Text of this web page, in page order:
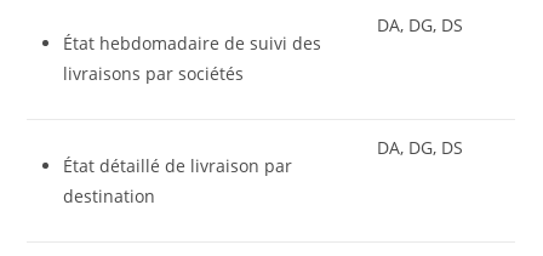
État hebdomadaire de suivi des
livraisons par sociétés
DA, DG, DS
État détaillé de livraison par
destination
DA, DG, DS